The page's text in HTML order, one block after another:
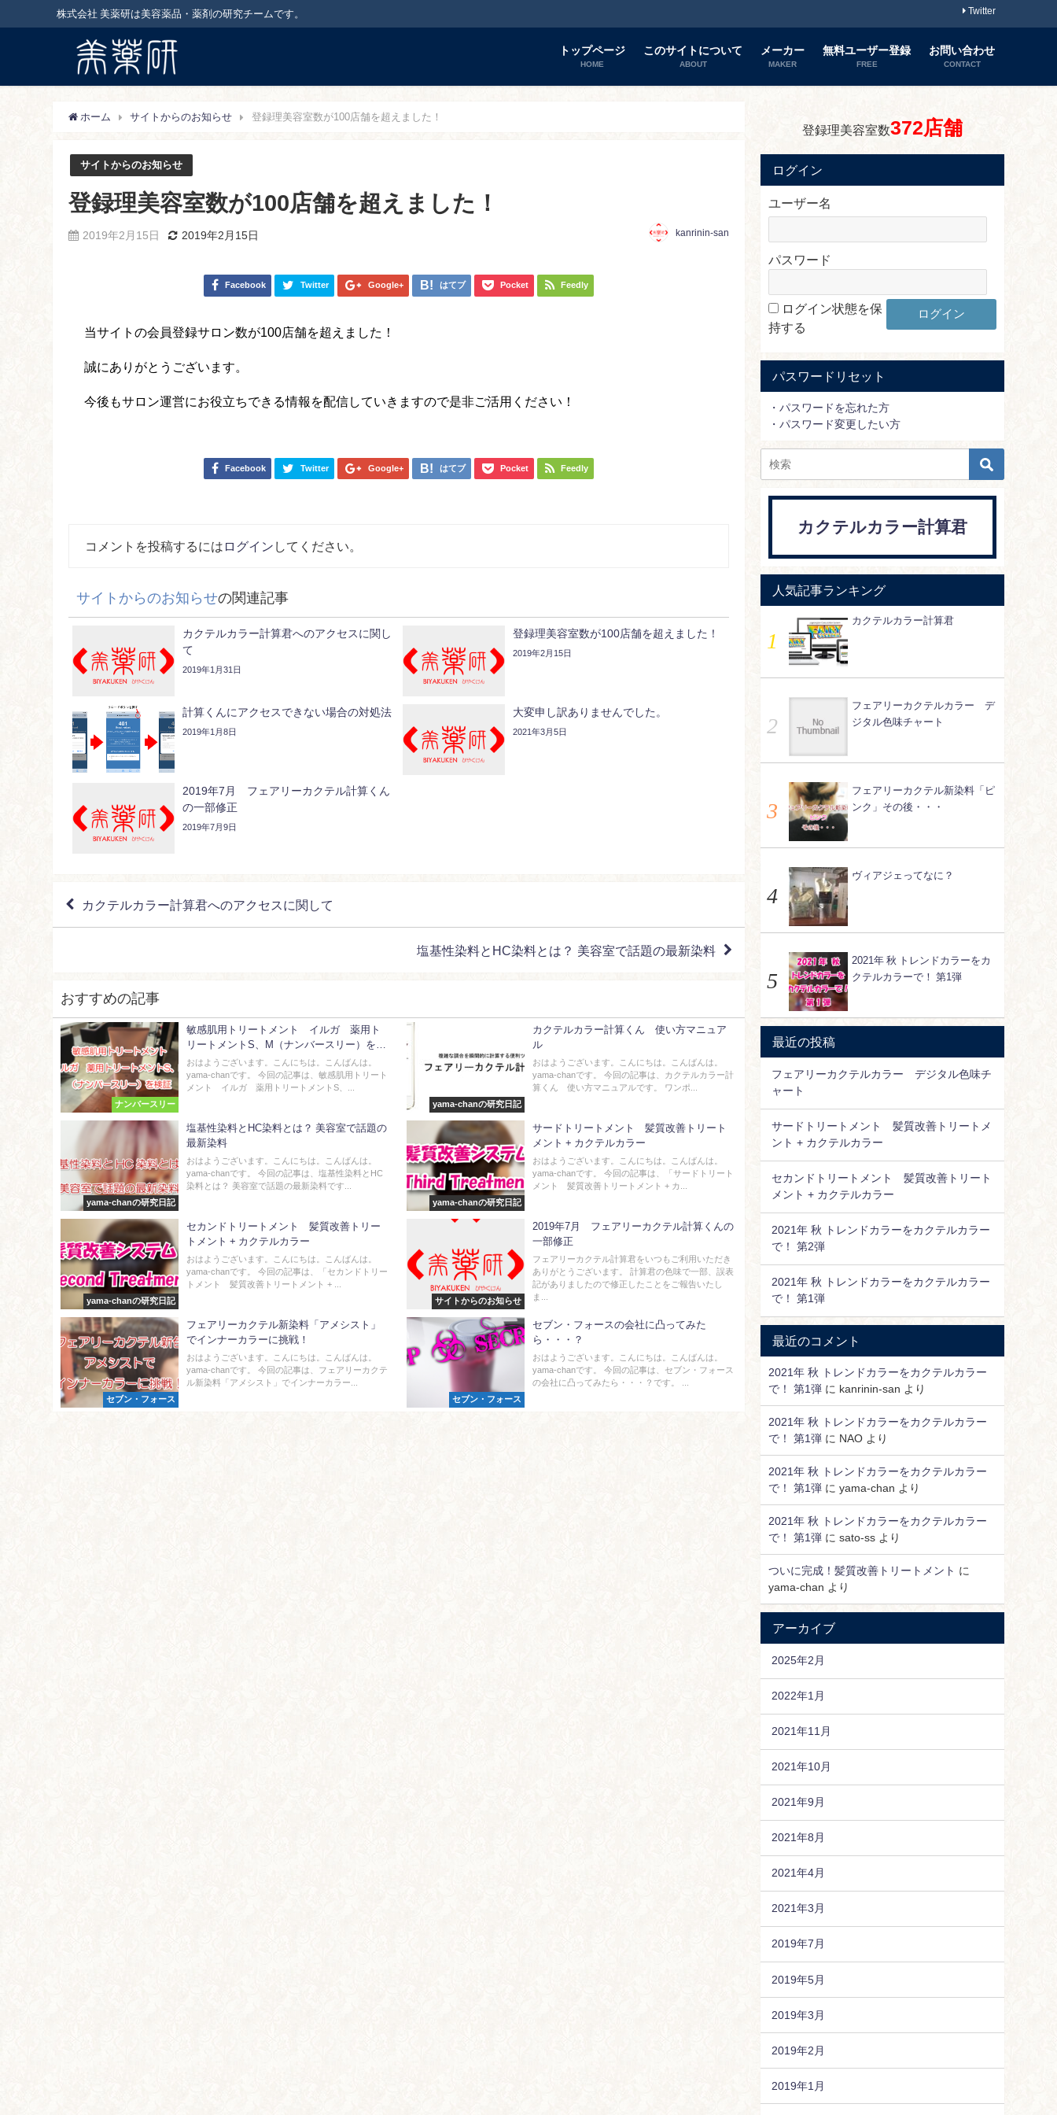
株式会社 美薬研は美容薬品・薬剤の研究チームです。 Twitter
トップページ
HOME
このサイトについて
ABOUT
メーカー
MAKER
無料ユーザー登録
FREE
お問い合わせ
CONTACT
ホーム サイトからのお知らせ 登録理美容室数が100店舗を超えました！
サイトからのお知らせ
登録理美容室数が100店舗を超えました！
2019年2月15日 2019年2月15日 kanrinin-san
Facebook Twitter Google+ はてブ Pocket Feedly
当サイトの会員登録サロン数が100店舗を超えました！
誠にありがとうございます。
今後もサロン運営にお役立ちできる情報を配信していきますので是非ご活用ください！
Facebook Twitter Google+ はてブ Pocket Feedly
コメントを投稿するには ログイン してください。
サイトからのお知らせの関連記事
カクテルカラー計算君へのアクセスに関し
て
2019年1月31日
登録理美容室数が100店舗を超えました！
2019年2月15日
計算くんにアクセスできない場合の対処法
2019年1月8日
大変申し訳ありませんでした。
2021年3月5日
2019年7月 フェアリーカクテル計算くん
の一部修正
2019年7月9日
カクテルカラー計算君へのアクセスに関して
塩基性染料とHC染料とは？ 美容室で話題の最新染料
おすすめの記事
ナンバースリー
敏感肌用トリートメント イルガ 薬用ト
リートメントS、M（ナンバースリー）を…
おはようございます。こんにちは。こんばんは。
yama-chanです。 今回の記事は、敏感肌用トリート
メント イルガ 薬用トリートメントS、...
yama-chanの研究日記
カクテルカラー計算くん 使い方マニュア
ル
おはようございます。こんにちは。こんばんは。
yama-chanです。 今回の記事は、カクテルカラー計
算くん 使い方マニュアルです。 ワンポ...
yama-chanの研究日記
塩基性染料とHC染料とは？ 美容室で話題の
最新染料
おはようございます。こんにちは。こんばんは。
yama-chanです。 今回の記事は、塩基性染料とHC
染料とは？ 美容室で話題の最新染料です...
yama-chanの研究日記
サードトリートメント 髪質改善トリート
メント + カクテルカラー
おはようございます。こんにちは。こんばんは。
yama-chanです。 今回の記事は、「サードトリート
メント 髪質改善トリートメント + カ...
yama-chanの研究日記
セカンドトリートメント 髪質改善トリー
トメント + カクテルカラー
おはようございます。こんにちは。こんばんは。
yama-chanです。 今回の記事は、「セカンドトリー
トメント 髪質改善トリートメント + ...
サイトからのお知らせ
2019年7月 フェアリーカクテル計算くんの
一部修正
フェアリーカクテル計算君をいつもご利用いただき
ありがとうございます。 計算君の色味で一部、誤表
記がありましたので修正したことをご報告いたし
ま...
セブン・フォース
フェアリーカクテル新染料「アメシスト」
でインナーカラーに挑戦！
おはようございます。こんにちは。こんばんは。
yama-chanです。 今回の記事は、フェアリーカクテ
ル新染料「アメシスト」でインナーカラー...
セブン・フォース
セブン・フォースの会社に凸ってみた
ら・・・？
おはようございます。こんにちは。こんばんは。
yama-chanです。 今回の記事は、セブン・フォース
の会社に凸ってみたら・・・？です。 ...
登録理美容室数372店舗
ログイン
ユーザー名
パスワード
ログイン状態を保
持する
パスワードリセット
・パスワードを忘れた方
・パスワード変更したい方
カクテルカラー計算君
人気記事ランキング
カクテルカラー計算君
フェアリーカクテルカラー デ
ジタル色味チャート
フェアリーカクテル新染料「ピ
ンク」その後・・・
ヴィアジェってなに？
2021年 秋 トレンドカラーをカ
クテルカラーで！ 第1弾
最近の投稿
フェアリーカクテルカラー デジタル色味チ
ャート
サードトリートメント 髪質改善トリートメ
ント + カクテルカラー
セカンドトリートメント 髪質改善トリート
メント + カクテルカラー
2021年 秋 トレンドカラーをカクテルカラー
で！ 第2弾
2021年 秋 トレンドカラーをカクテルカラー
で！ 第1弾
最近のコメント
2021年 秋 トレンドカラーをカクテルカラー
で！ 第1弾 に kanrinin-san より
2021年 秋 トレンドカラーをカクテルカラー
で！ 第1弾 に NAOより
2021年 秋 トレンドカラーをカクテルカラー
で！ 第1弾 に yama-chan より
2021年 秋 トレンドカラーをカクテルカラー
で！ 第1弾 に sato-ssより
ついに完成！髪質改善トリートメント に
yama-chan より
アーカイブ
2025年2月
2022年1月
2021年11月
2021年10月
2021年9月
2021年8月
2021年4月
2021年3月
2019年7月
2019年5月
2019年3月
2019年2月
2019年1月